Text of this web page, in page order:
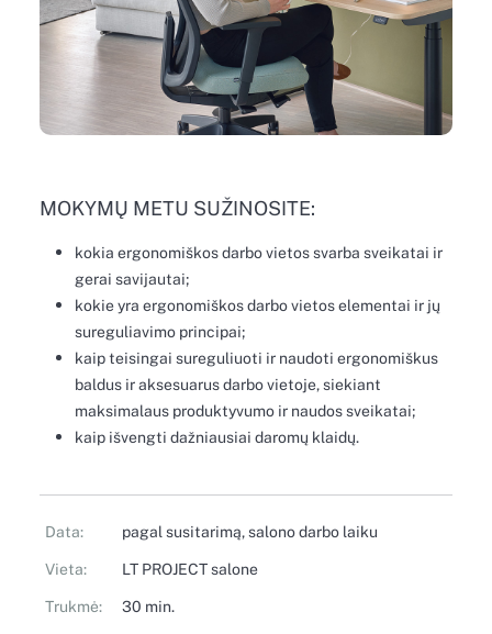
MOKYMŲ METU SUŽINOSITE:
kokia ergonomiškos darbo vietos svarba sveikatai ir
gerai savijautai;
kokie yra ergonomiškos darbo vietos elementai ir jų
sureguliavimo principai;
kaip teisingai sureguliuoti ir naudoti ergonomiškus
baldus ir aksesuarus darbo vietoje, siekiant
maksimalaus produktyvumo ir naudos sveikatai;
kaip išvengti dažniausiai daromų klaidų.
Data: pagal susitarimą, salono darbo laiku
Vieta: LT PROJECT salone
Trukmė: 30 min.